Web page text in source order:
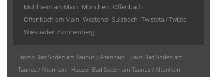
Mühlheim am Main München Offenbach
Offenbach am Main -Westend Sulzbach Twistetal/ Twiste
Wiesbaden /Sonnenberg
Immo Bad Soden am Taunus / Altenhain
Haus Bad Soden am
Taunus / Altenhain
Häuser Bad Soden am Taunus / Altenhain